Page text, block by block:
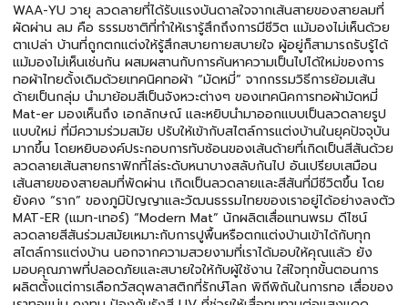
WAA-YU วายุ ลวดลายที่ได้รับแรงบันดาลใจจากเส้นสายของสายลมที่
ผัดผ่าน ลม คือ ธรรมชาติที่ทําให้เรารู้สึกถึงการมีชีวิต แม้มองไม่เห็นด้วย
ตาเปล่า บ้านที่ถูกตกแต่งให้รู้สึกสบายกายสบายใจ ผู้อยู่ก็สามารถรับรู้ได้
แม้มองไม่เห็นเช่นกัน ผสมผสานกับการค้นหาความเป็นไปได้ใหม่ของการ
ทอผ้าไทยดั้งเดิมด้วยเทคนิคทอผ้า “มัดหมี่” จากกรรมวิธีการย้อมเส้น
ด้ายเป็นกลุ่ม นํามาย้อมสีเป็นจังหวะต่างๆ ของเทคนิคการทอผ้ามัดหมี่
Mat-er มองเห็นถึง เอกลักษณ์ และหยิบนํามาออกแบบเป็นลวดลายรูป
แบบใหม่ ที่มีความร่วมสมัย ปรับให้เข้ากับสไตล์การแต่งบ้านในยุคปัจจุบัน
มากขึ้น โดยหยิบองค์ประกอบการทับซ้อนของเส้นด้ายที่เกิดเป็นสีสันด้วย
ลวดลายเส้นสายกราฟิกที่ไล่ระดับหนาบางสลับกันไป อันเปรียบเสมือน
เส้นสายของสายลมที่พัดผ่าน เกิดเป็นลวดลายและสีสันที่มีชีวิตขึ้น โดย
ยังคง “ราก” ของภูมิปัญญาและวัฒนธรรมไทยของเราอยู่ได้อย่างลงตัว
MAT-ER (แมท-เทอร์) “Modern Mat” นักผลิตเสื่อแทนพรม ดีไซน์
ลวดลายสีสันร่วมสมัยเหมาะกับการปูพื้นหรือตกแต่งบ้านเข้าได้กับทุก
สไตล์การแต่งบ้าน นอกจากความสวยงามที่เราได้มอบให้คุณแล้ว ยัง
มอบคุณภาพที่ปลอดภัยและสบายใจให้กับผู้ใช้งาน ใส่ใจทุกขั้นตอนการ
ผลิตตั้งแต่การเลือกวัสดุพลาสติกที่รักษ์โลก พิถีพิถันในการทอ เสื่อของ